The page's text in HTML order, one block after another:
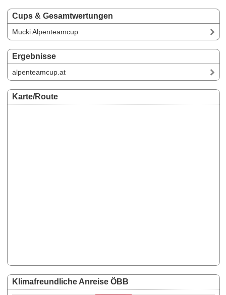
Cups & Gesamtwertungen
Mucki Alpenteamcup
Ergebnisse
alpenteamcup.at
Karte/Route
Klimafreundliche Anreise ÖBB